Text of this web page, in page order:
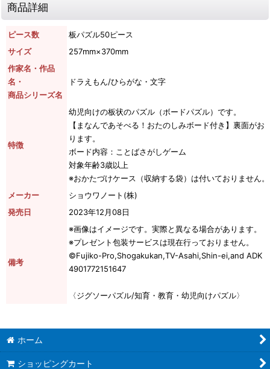
商品詳細
ピース数
板パズル50ピース
サイズ
257mm×370mm
作家名・作品
名・
商品シリーズ名
ドラえもん/ひらがな・文字
特徴
幼児向けの板状のパズル（ボードパズル）です。
【まなんであそべる！おたのしみボード付き】裏面がお
ります。
ボード内容：ことばさがしゲーム
対象年齢3歳以上
※おかたづけケース（収納する袋）は付いておりません。
メーカー
ショウワノート(株)
発売日
2023年12月08日
備考
※画像はイメージです。実際と異なる場合があります。
※プレゼント包装サービスは現在行っておりません。
©Fujiko-Pro,Shogakukan,TV-Asahi,Shin-ei,and ADK
4901772151647
〈ジグソーパズル/知育・教育・幼児向けパズル〉
ホーム
ショッピングカート